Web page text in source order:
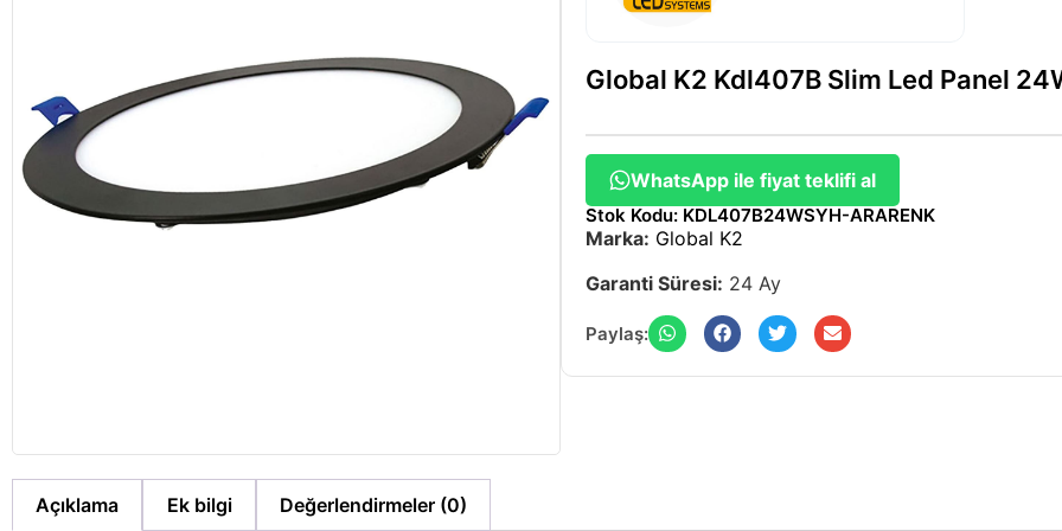
Global K2 Kdl407B Slim Led Panel
WhatsApp ile fiyat teklifi al
Stok Kodu: KDL407B24WSYH-ARARENK
Marka: Global K2
Garanti Süresi: 24 Ay
Paylaş:
Açıklama Ek bilgi Değerlendirmeler (0)